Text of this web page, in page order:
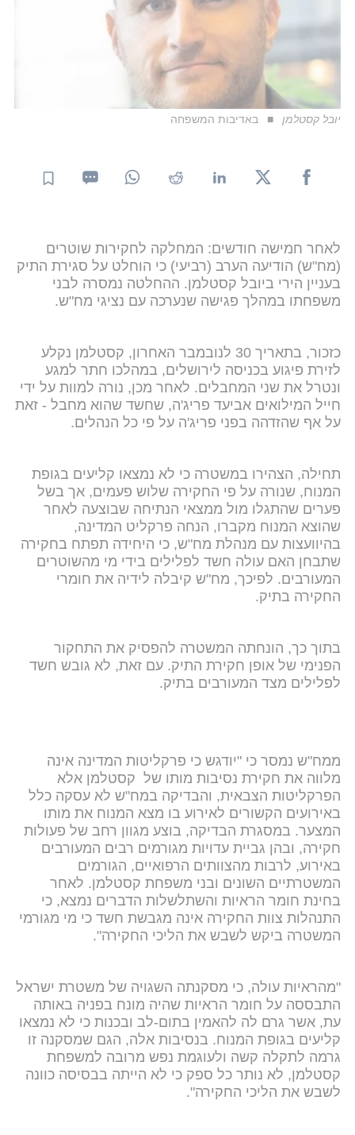
יובל קסטלמן באדיבות המשפחה
לאחר חמישה חודשים: המחלקה לחקירות שוטרים
(מח"ש) הודיעה הערב (רביעי) כי הוחלט על סגירת התיק
בעניין הירי ביובל קסטלמן. ההחלטה נמסרה לבני
משפחתו במהלך פגישה שנערכה עם נציגי מח"ש.
כזכור, בתאריך 30 לנובמבר האחרון, קסטלמן נקלע
לזירת פיגוע בכניסה לירושלים, במהלכו חתר למגע
ונטרל את שני המחבלים. לאחר מכן, נורה למוות על ידי
חייל המילואים אביעד פריג'ה, שחשד שהוא מחבל - זאת
על אף שהזדהה בפני פריג'ה על פי כל הנהלים.
תחילה, הצהירו במשטרה כי לא נמצאו קליעים בגופת
המנוח, שנורה על פי החקירה שלוש פעמים, אך בשל
פערים שהתגלו מול ממצאי הנתיחה שבוצעה לאחר
שהוצא המנוח מקברו, הנחה פרקליט המדינה,
בהיוועצות עם מנהלת מח"ש, כי היחידה תפתח בחקירה
שתבחן האם עולה חשד לפלילים בידי מי מהשוטרים
המעורבים. לפיכך, מח"ש קיבלה לידיה את חומרי
החקירה בתיק.
בתוך כך, הונחתה המשטרה להפסיק את התחקור
הפנימי של אופן חקירת התיק. עם זאת, לא גובש חשד
לפלילים מצד המעורבים בתיק.
ממח"ש נמסר כי "יודגש כי פרקליטות המדינה אינה
מלווה את חקירת נסיבות מותו של קסטלמן אלא
הפרקליטות הצבאית, והבדיקה במח"ש לא עסקה כלל
באירועים הקשורים לאירוע בו מצא המנוח את מותו
המצער. במסגרת הבדיקה, בוצע מגוון רחב של פעולות
חקירה, ובהן גביית עדויות מגורמים רבים המעורבים
באירוע, לרבות מהצוותים הרפואיים, הגורמים
המשטרתיים השונים ובני משפחת קסטלמן. לאחר
בחינת חומר הראיות והשתלשלות הדברים נמצא, כי
התנהלות צוות החקירה אינה מגבשת חשד כי מי מגורמי
המשטרה ביקש לשבש את הליכי החקירה".
"מהראיות עולה, כי מסקנתה השגויה של משטרת ישראל
התבססה על חומר הראיות שהיה מונח בפניה באותה
עת, אשר גרם לה להאמין בתום-לב ובכנות כי לא נמצאו
קליעים בגופת המנוח. בנסיבות אלה, הגם שמסקנה זו
גרמה לתקלה קשה ולעוגמת נפש מרובה למשפחת
קסטלמן, לא נותר כל ספק כי לא הייתה בבסיסה כוונה
לשבש את הליכי החקירה".